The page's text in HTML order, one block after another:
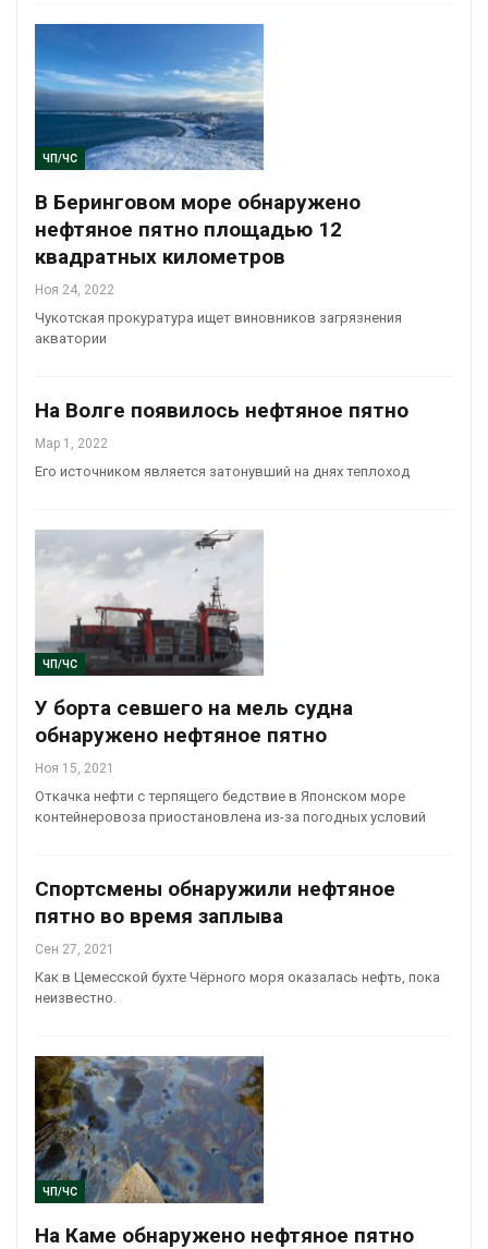
ЧП/ЧС
В Беринговом море обнаружено
нефтяное пятно площадью 12
квадратных километров
Ноя 24, 2022
Чукотская прокуратура ищет виновников загрязнения
акватории
На Волге появилось нефтяное пятно
Мар 1, 2022
Его источником является затонувший на днях теплоход
ЧП/ЧС
У борта севшего на мель судна
обнаружено нефтяное пятно
Ноя 15, 2021
Откачка нефти с терпящего бедствие в Японском море
контейнеровоза приостановлена из-за погодных условий
Спортсмены обнаружили нефтяное
пятно во время заплыва
Сен 27, 2021
Как в Цемесской бухте Чёрного моря оказалась нефть, пока
неизвестно.
ЧП/ЧС
На Каме обнаружено нефтяное пятно